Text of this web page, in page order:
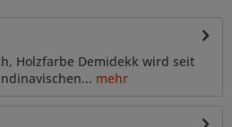
Holzfarbe Demidekk wird seit
mehr